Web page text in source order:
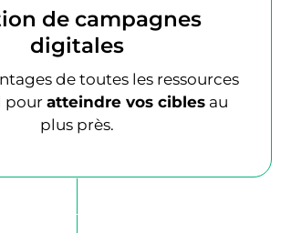
de campagnes
digitales
de toutes les ressources
pour atteindre vos ciblesau
plus près.